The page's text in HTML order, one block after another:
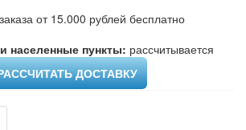
от 15.000 рублей бесплатно
населенные пункты: рассчитывается
ДОСТАВКУ